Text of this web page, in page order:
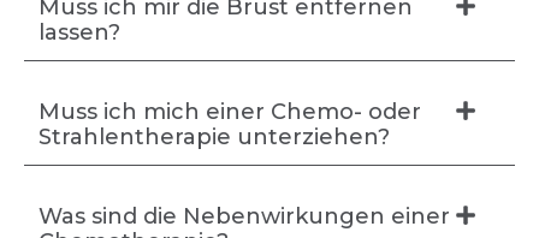
Muss ich mir die Brust entfernen
lassen?
Muss ich mich einer Chemo- oder
Strahlentherapie unterziehen?
Was sind die Nebenwirkungen einer